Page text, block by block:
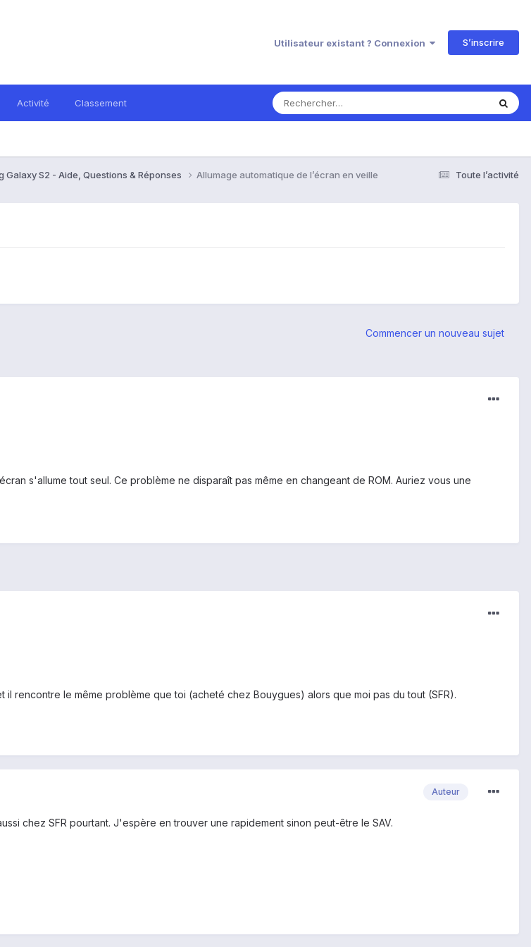
Utilisateur existant ? Connexion S’inscrire
Activité Classement
Toute l’activité
Galaxy S2 - Aide, Questions & Réponses Allumage automatique de l’écran en veille
Commencer un nouveau sujet
s'allume tout seul. Ce problème ne disparaît pas même en changeant de ROM. Auriez vous une
rencontre le même problème que toi (acheté chez Bouygues) alors que moi pas du tout (SFR).
Auteur
chez SFR pourtant. J'espère en trouver une rapidement sinon peut-être le SAV.